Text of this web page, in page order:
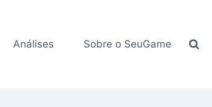
Análises Sobre o SeuGame